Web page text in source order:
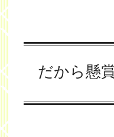
だから懸